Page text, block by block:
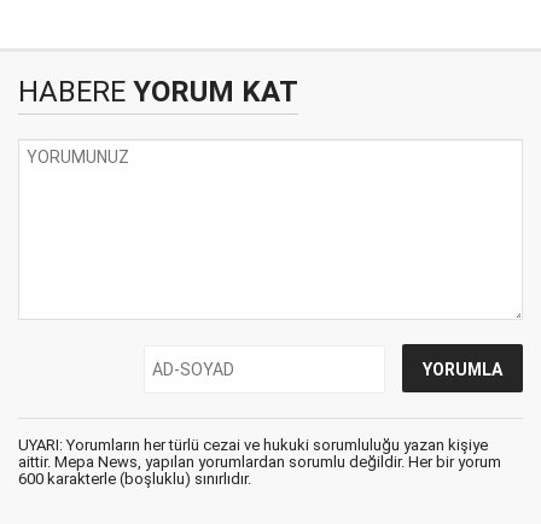
HABERE YORUM KAT
UYARI: Yorumların her türlü cezai ve hukuki sorumluluğu yazan kişiye
aittir. Mepa News, yapılan yorumlardan sorumlu değildir. Her bir yorum
600 karakterle (boşluklu) sınırlıdır.